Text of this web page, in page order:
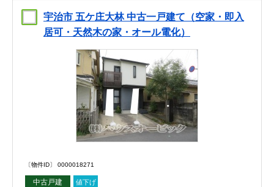
宇治市 五ケ庄大林 中古一戸建て（空家・即入
居可・天然木の家・オール電化）
〔物件ID〕 0000018271
中古戸建 値下げ